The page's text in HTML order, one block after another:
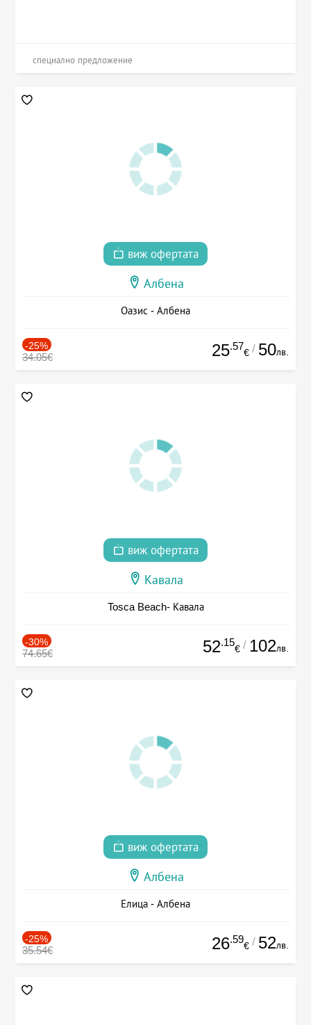
специално предложение
виж офертата
Албена
Оазис - Албена
-25%
34.05€ 25.57
€ / 50лв.
виж офертата
Кавала
Tosca Beach- Кавала
-30%
74.65€ 52.15
€ / 102лв.
виж офертата
Албена
Елица - Албена
-25%
35.54€ 26.59
€ / 52лв.